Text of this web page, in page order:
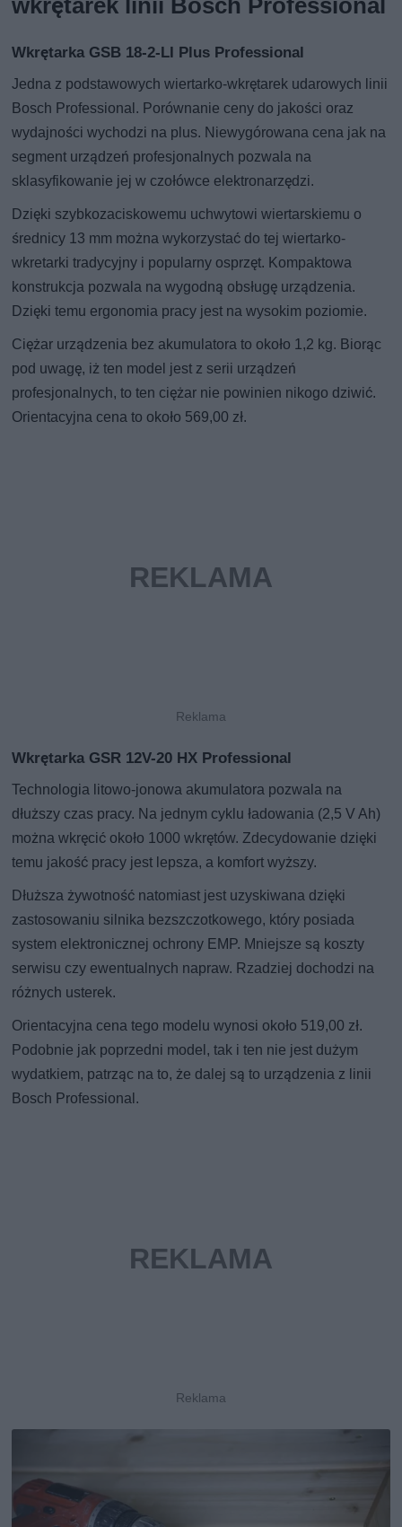
Wkrętarka GSB 18-2-LI Plus Professional
Jedna z podstawowych wiertarko-wkrętarek udarowych linii
Bosch Professional. Porównanie ceny do jakości oraz
wydajności wychodzi na plus. Niewygórowana cena jak na
segment urządzeń profesjonalnych pozwala na
sklasyfikowanie jej w czołówce elektronarzędzi.
Dzięki szybkozaciskowemu uchwytowi wiertarskiemu o
średnicy 13 mm można wykorzystać do tej wiertarko-
wkretarki tradycyjny i popularny osprzęt. Kompaktowa
konstrukcja pozwala na wygodną obsługę urządzenia.
Dzięki temu ergonomia pracy jest na wysokim poziomie.
Ciężar urządzenia bez akumulatora to około 1,2 kg. Biorąc
pod uwagę, iż ten model jest z serii urządzeń
profesjonalnych, to ten ciężar nie powinien nikogo dziwić.
Orientacyjna cena to około 569,00 zł.
Wkrętarka GSR 12V-20 HX Professional
Technologia litowo-jonowa akumulatora pozwala na
dłuższy czas pracy. Na jednym cyklu ładowania (2,5 V Ah)
można wkręcić około 1000 wkrętów. Zdecydowanie dzięki
temu jakość pracy jest lepsza, a komfort wyższy.
Dłuższa żywotność natomiast jest uzyskiwana dzięki
zastosowaniu silnika bezszczotkowego, który posiada
system elektronicznej ochrony EMP. Mniejsze są koszty
serwisu czy ewentualnych napraw. Rzadziej dochodzi na
różnych usterek.
Orientacyjna cena tego modelu wynosi około 519,00 zł.
Podobnie jak poprzedni model, tak i ten nie jest dużym
wydatkiem, patrząc na to, że dalej są to urządzenia z linii
Bosch Professional.